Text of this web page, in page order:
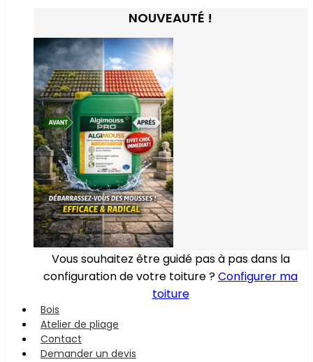
NOUVEAUTÉ !
Vous souhaitez être guidé pas à pas dans la
configuration de votre toiture ?Configurer ma
toiture
Bois
Atelier de pliage
Contact
Demander un devis